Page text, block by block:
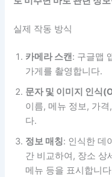
실제 작동 방식
카메라 스캔: 구글맵
가게를 촬영합니다.
문자 및 이미지 인식
이름, 메뉴 정보, 가
다.
정보 매칭: 인식한 데
간 비교하여, 장소 상
메뉴 등을 표시합니